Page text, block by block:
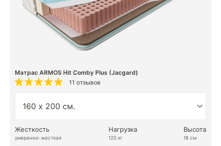
Матрас ARMOS Hit Comby Plus (Jacgard)
11 отзывов
Жесткость
умеренно-жесткая
Нагрузка
120 кг
Высота
18 см